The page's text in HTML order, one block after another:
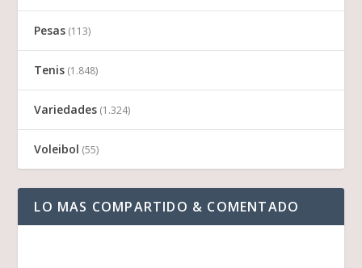
Pesas (113)
Tenis (1.848)
Variedades (1.324)
Voleibol (55)
LO MAS COMPARTIDO & COMENTADO